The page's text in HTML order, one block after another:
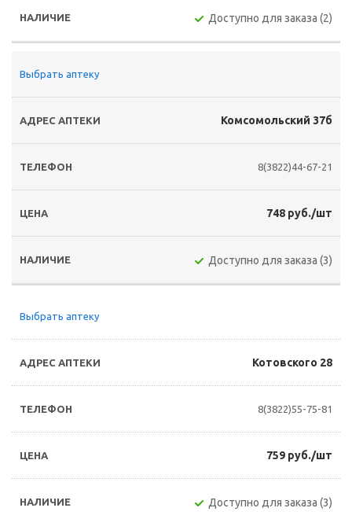
Доступно для заказа (2)
Выбрать аптеку
Комсомольский 37б
8(3822)44-67-21
748 руб./шт
Доступно для заказа (3)
Выбрать аптеку
Котовского 28
8(3822)55-75-81
759 руб./шт
Доступно для заказа (3)